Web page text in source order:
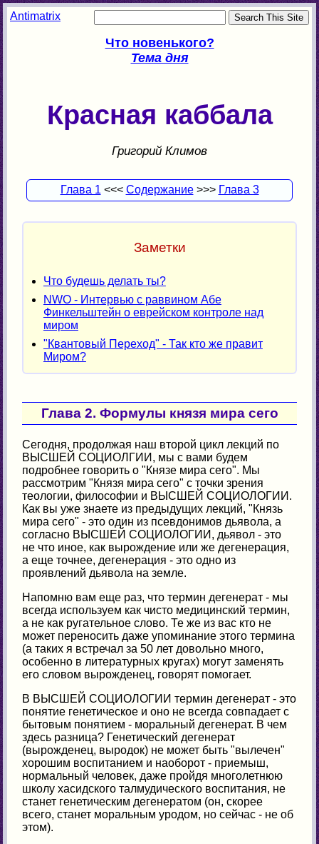
Antimatrix
Что новенького?
Тема дня
Красная каббала
Григорий Климов
Глава 1 <<< Содержание>>> Глава 3
Заметки
Что будешь делать ты?
NWO - Интервью с раввином Абе
Финкельштейн о еврейском контроле над
миром
"Квантовый Переход" - Так кто же правит
Миром?
Глава 2. Формулы князя мира сего
Сегодня, продолжая наш второй цикл лекций по
ВЫСШЕЙ СОЦИОЛГИИ, мы с вами будем
подробнее говорить о "Князе мира сего". Мы
рассмотрим "Князя мира сего" с точки зрения
теологии, философии и ВЫСШЕЙ СОЦИОЛОГИИ.
Как вы уже знаете из предыдущих лекций, "Князь
мира сего" - это один из псевдонимов дьявола, а
согласно ВЫСШЕЙ СОЦИОЛОГИИ, дьявол - это
не что иное, как вырождение или же дегенерация,
а еще точнее, дегенерация - это одно из
проявлений дьявола на земле.
Напомню вам еще раз, что термин дегенерат - мы
всегда используем как чисто медицинский термин,
а не как ругательное слово. Те же из вас кто не
может переносить даже упоминание этого термина
(а таких я встречал за 50 лет довольно много,
особенно в литературных кругах) могут заменять
его словом вырожденец, говорят помогает.
В ВЫСШЕЙ СОЦИОЛОГИИ термин дегенерат - это
понятие генетическое и оно не всегда совпадает с
бытовым понятием - моральный дегенерат. В чем
здесь разница? Генетический дегенерат
(вырожденец, выродок) не может быть "вылечен"
хорошим воспитанием и наоборот - приемыш,
нормальный человек, даже пройдя многолетнюю
школу хасидского талмудического воспитания, не
станет генетическим дегенератом (он, скорее
всего, станет моральным уродом, но сейчас - не об
этом).